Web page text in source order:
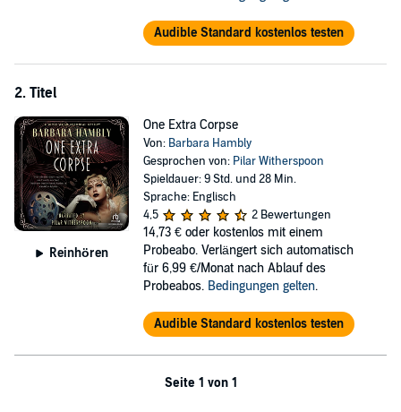
boyfriends, the suspects are numerous. But as Emma investigates,
she begins to untangle a deadly plot - and there’s something Kitty’s
not telling her....
©2021 Barbara Hambly (P)2021 Recorded Books
Audible Standard kostenlos testen
2. Titel
Reinhören
One Extra Corpse
Von: Barbara Hambly
Gesprochen von: Pilar Witherspoon
Spieldauer: 9 Std. und 28 Min.
Sprache: Englisch
4,5
2 Bewertungen
14,73 € oder kostenlos mit einem
Probeabo. Verlängert sich automatisch
für 6,99 €/Monat nach Ablauf des
Probeabos. Bedingungen gelten.
Audible Standard kostenlos testen
Seite 1 von 1